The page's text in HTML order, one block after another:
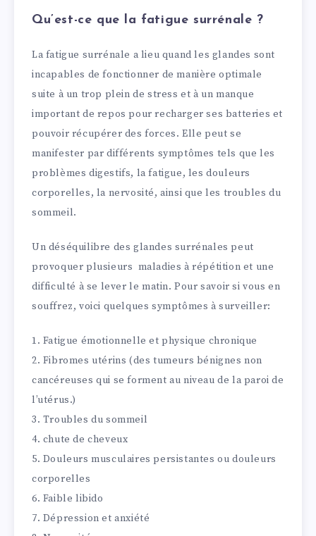
Qu’est-ce que la fatigue surrénale ?
La fatigue surrénale a lieu quand les glandes sont
incapables de fonctionner de manière optimale
suite à un trop plein de stress et à un manque
important de repos pour recharger ses batteries et
pouvoir récupérer des forces. Elle peut se
manifester par différents symptômes tels que les
problèmes digestifs, la fatigue, les douleurs
corporelles, la nervosité, ainsi que les troubles du
sommeil.
Un déséquilibre des glandes surrénales peut
provoquer plusieurs maladies à répétition et une
difficulté à se lever le matin. Pour savoir si vous en
souffrez, voici quelques symptômes à surveiller:
1. Fatigue émotionnelle et physique chronique
2. Fibromes utérins (des tumeurs bénignes non
cancéreuses qui se forment au niveau de la paroi de
l’utérus.)
3. Troubles du sommeil
4. chute de cheveux
5. Douleurs musculaires persistantes ou douleurs
corporelles
6. Faible libido
7. Dépression et anxiété